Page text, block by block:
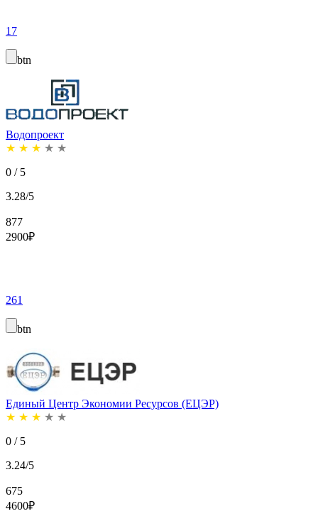
17
btn
Водопроект
★ ★ ★ ★ ★
0 / 5
3.28/5
877
2900₽
261
btn
Единый Центр Экономии Ресурсов (ЕЦЭР)
★ ★ ★ ★ ★
0 / 5
3.24/5
675
4600₽